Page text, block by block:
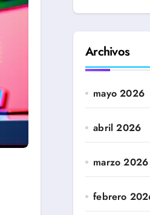
Archivos
mayo 2026
abril 2026
marzo 2026
febrero